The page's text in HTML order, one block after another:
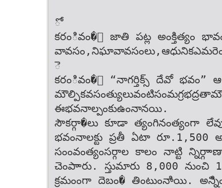
ో
కరంివం�ం జాతి పట్ల అంక్తిత్యం
ె
కరంివం�ం “నాగర్తిక్స్ దేవో భవం”
ఈ‌భవనాల్పంకు‌ఉంనానయి.‌
సౌకర్గా�లు కూడా త్యంగినంత్యంగా
భవంనాలక్టు ప్రతీ ఏటా రూ.1,500
సంంవంత్యంసర్గాల కాలం నాట్టి
చెంపాారు. స్తుమారు 8,000 నుంచి
క్రమంంగా దెబం� తింటుంనాియి.